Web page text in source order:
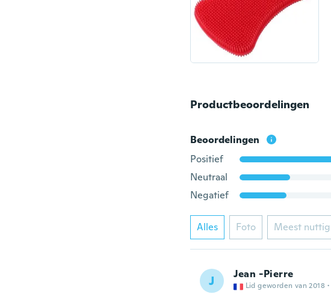
Productbeoordelingen
Beoordelingen
Positief
Neutraal
Negatief
Alles Foto Meest nuttig
J Jean -Pierre
Lid geworden van 2018 ·